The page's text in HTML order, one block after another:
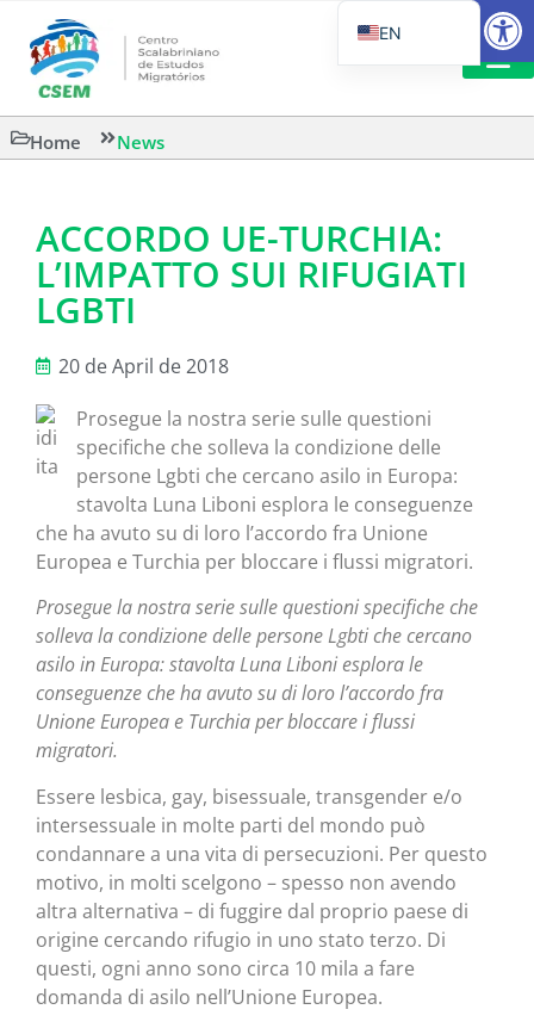
Home News
ACCORDO UE-TURCHIA:
L’IMPATTO SUI RIFUGIATI
LGBTI
20 de April de 2018
Prosegue la nostra serie sulle questioni
specifiche che solleva la condizione delle
persone Lgbti che cercano asilo in Europa:
stavolta Luna Liboni esplora le conseguenze
che ha avuto su di loro l’accordo fra Unione
Europea e Turchia per bloccare i flussi migratori.
Prosegue la nostra serie sulle questioni specifiche che
solleva la condizione delle persone Lgbti che cercano
asilo in Europa: stavolta Luna Liboni esplora le
conseguenze che ha avuto su di loro l’accordo fra
Unione Europea e Turchia per bloccare i flussi
migratori.
Essere lesbica, gay, bisessuale, transgender e/o
intersessuale in molte parti del mondo può
condannare a una vita di persecuzioni. Per questo
motivo, in molti scelgono – spesso non avendo
altra alternativa – di fuggire dal proprio paese di
origine cercando rifugio in uno stato terzo. Di
questi, ogni anno sono circa 10 mila a fare
domanda di asilo nell’Unione Europea.
EN
IT